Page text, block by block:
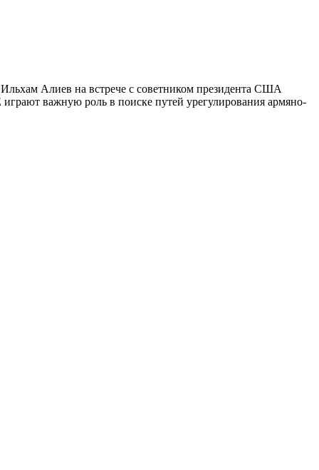
Алиев на встрече с советником президента США
важную роль в поиске путей урегулирования армяно-